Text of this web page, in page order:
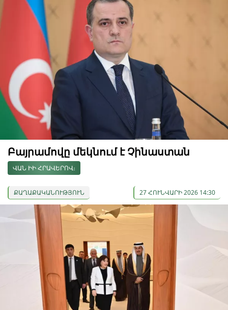
Բայրամովը մեկնում է Չինաստան
ՎԱՆ ԻԻ ՀՐԱՎԵՐՈՎ։
ՔԱՂԱՔԱԿԱՆՈՒԹՅՈՒՆ 27 ՀՈՒՆՎԱՐԻ 2026 14:30